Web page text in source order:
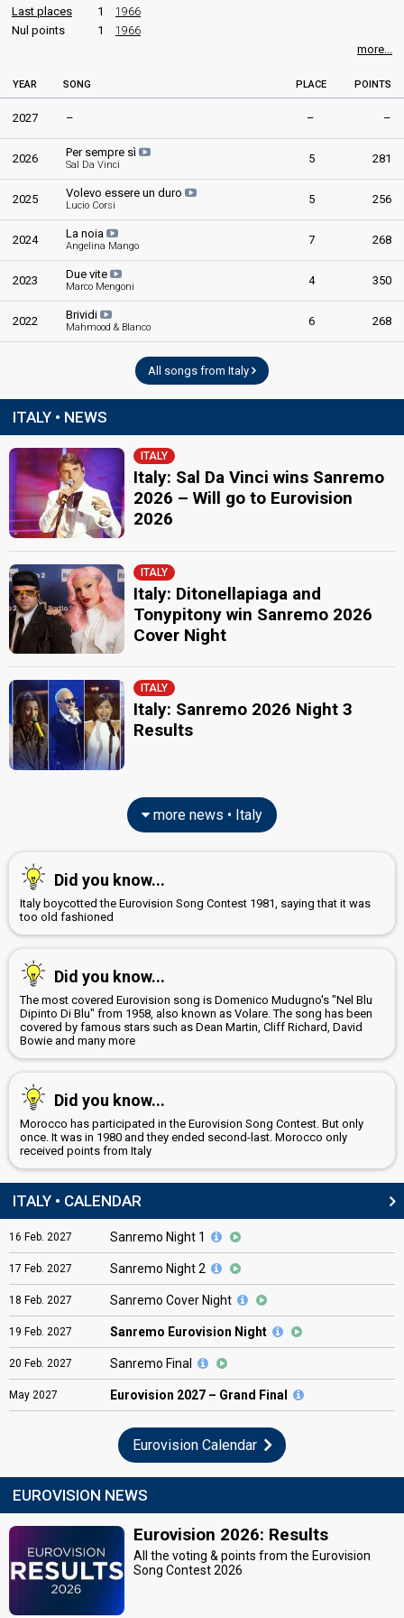
Place
Ranking
Demoscopic 2
Press 3
Total 25.38%
(out of 20)
Percent Total 15.71%
Public
23.71%
Guest artist
Simone Cristicchi
Sanremo 2018
5th night
10 February 2018
FIRST ROUND
Result Qualified for the superfinal
Place 1st(out of 20)
Ranking Public 1
Experts 4
16.56%
SUPERFINAL
Place Winner
Ranking Public
Experts 2
Percent Total 44.66%
Last places 1 1966
Nul points 1 1966
more...
YEAR SONG PLACE POINTS
2027 – – –
2026 Per sempre sì
Sal Da Vinci 5 281
2025 Volevo essere un duro
Lucio Corsi 5 256
2024 La noia
Angelina Mango 7 268
2023 Due vite
Marco Mengoni 4 350
2022 Brividi
Mahmood & Blanco 6 268
All songs from Italy
ITALY • NEWS
ITALY
Italy: Sal Da Vinci wins Sanremo
2026 – Will go to Eurovision
2026
ITALY
Italy: Ditonellapiaga and
Tonypitony win Sanremo 2026
Cover Night
ITALY
Italy: Sanremo 2026 Night 3
Results
more news • Italy
Did you know...
Italy boycotted the Eurovision Song Contest 1981, saying that it was
too old fashioned
Did you know...
The most covered Eurovision song is Domenico Mudugno's "Nel Blu
Dipinto Di Blu" from 1958, also known as Volare. The song has been
covered by famous stars such as Dean Martin, Cliff Richard, David
Bowie and many more
Did you know...
Morocco has participated in the Eurovision Song Contest. But only
once. It was in 1980 and they ended second-last. Morocco only
received points from Italy
ITALY • CALENDAR
16 Feb. 2027 Sanremo Night 1
17 Feb. 2027 Sanremo Night 2
18 Feb. 2027 Sanremo Cover Night
19 Feb. 2027 Sanremo Eurovision Night
20 Feb. 2027 Sanremo Final
May 2027 Eurovision 2027 – Grand Final
Eurovision Calendar
EUROVISION NEWS
Eurovision 2026: Results
All the voting & points from the Eurovision
Song Contest 2026